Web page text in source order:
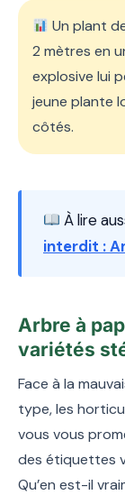
Un plant
2 mètres en
explosive lui
jeune plante
côtés.
À lire
interdit :
Arbre à
variétés
Face à la
type, les
vous vous
des étiquettes
Qu’en est-il